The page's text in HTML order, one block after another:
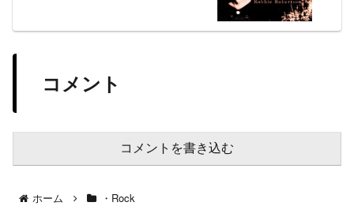
コメント
コメントを書き込む
ホーム ・Rock